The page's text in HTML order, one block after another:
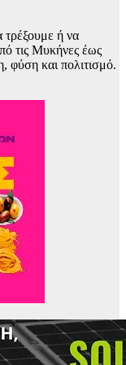
ή να
τις Μυκήνες έως
φύση και πολιτισμό.